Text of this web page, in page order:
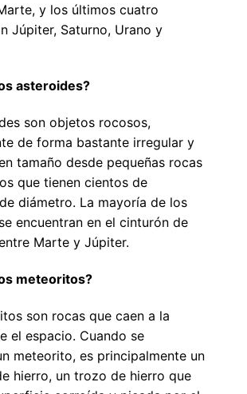
y los últimos cuatro
Júpiter, Saturno, Urano y
asteroides?
son objetos rocosos,
de forma bastante irregular y
tamaño desde pequeñas rocas
que tienen cientos de
diámetro. La mayoría de los
encuentran en el cinturón de
Marte y Júpiter.
meteoritos?
son rocas que caen a la
el espacio. Cuando se
meteorito, es principalmente un
hierro, un trozo de hierro que